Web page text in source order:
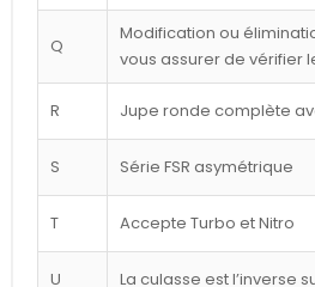
Q
Modification ou
vous assurer de vérifier
R Jupe ronde complète
S Série FSR asymétrique
T Accepte Turbo et Nitro
U La culasse est l’inverse